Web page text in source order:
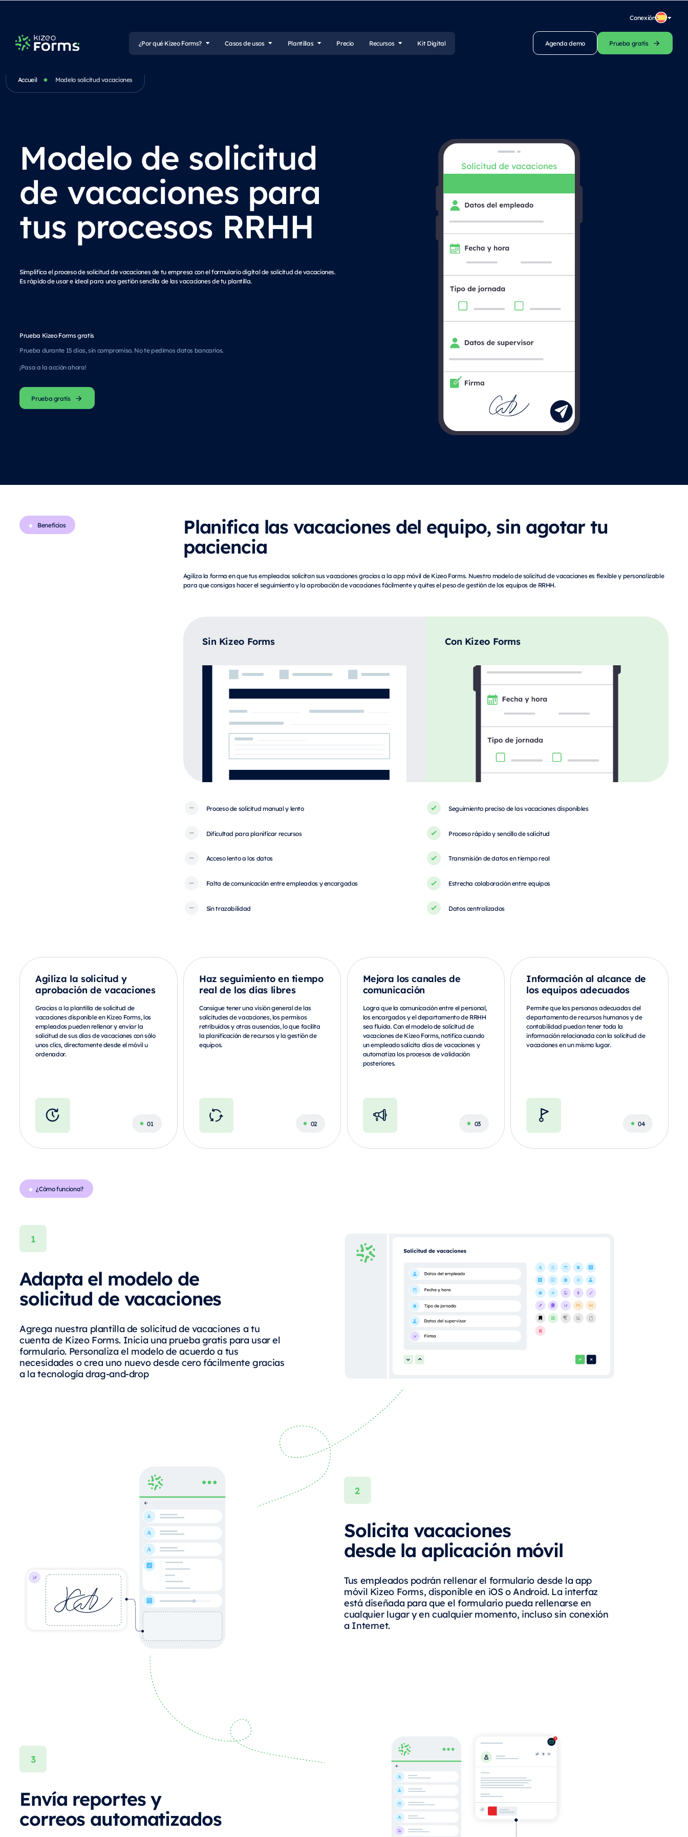
Conexión
¿Por qué Kizeo Forms? Casos de usos Plantillas Precio Recursos Kit Digital Agenda demo Prueba gratis
Accueil Modelo solicitud vacaciones
Modelo de solicitud
de vacaciones para
tus procesos RRHH
Simplifica el proceso de solicitud de vacaciones de tu empresa con el formulario digital de solicitud de vacaciones.
Es rápido de usar e ideal para una gestión sencilla de las vacaciones de tu plantilla.
Prueba Kizeo Forms gratis
Prueba durante 15 días, sin compromiso. No te pedimos datos bancarios.
¡Pasa a la acción ahora!
Prueba gratis
Beneficios Planifica las vacaciones del equipo, sin agotar tu
paciencia
Agiliza la forma en que tus empleados solicitan sus vacaciones gracias a la app móvil de Kizeo Forms. Nuestro modelo de solicitud de vacaciones es flexible y personalizable
para que consigas hacer el seguimiento y la aprobación de vacaciones fácilmente y quites el peso de gestión de los equipos de RRHH.
Sin Kizeo Forms
Proceso de solicitud manual y lento
Dificultad para planificar recursos
Acceso lento a los datos
Falta de comunicación entre empleados y encargados
Sin trazabilidad
Con Kizeo Forms
Seguimiento preciso de las vacaciones disponibles
Proceso rápido y sencillo de solicitud
Transmisión de datos en tiempo real
Estrecha colaboración entre equipos
Datos centralizados
Agiliza la solicitud y
aprobación de vacaciones
Gracias a la plantilla de solicitud de
vacaciones disponible en Kizeo Forms, los
empleados pueden rellenar y enviar la
solicitud de sus días de vacaciones con sólo
unos clics, directamente desde el móvil u
ordenador.
Haz seguimiento en tiempo
real de los días libres
Consigue tener una visión general de las
solicitudes de vacaciones, los permisos
retribuidos y otras ausencias, lo que facilita
la planificación de recursos y la gestión de
equipos.
Mejora los canales de
comunicación
Logra que la comunicación entre el personal,
los encargados y el departamento de RRHH
sea fluida. Con el modelo de solicitud de
vacaciones de Kizeo Forms, notifica cuando
un empleado solicita días de vacaciones y
automatiza los procesos de validación
posteriores.
Información al alcance de
los equipos adecuados
Permite que las personas adecuadas del
departamento de recursos humanos y de
contabilidad puedan tener toda la
información relacionada con la solicitud de
vacaciones en un mismo lugar.
¿Cómo funciona?
Adapta el modelo de
solicitud de vacaciones
Agrega nuestra plantilla de solicitud de vacaciones a tu
cuenta de Kizeo Forms. Inicia una prueba gratis para usar el
formulario. Personaliza el modelo de acuerdo a tus
necesidades o crea uno nuevo desde cero fácilmente gracias
a la tecnología drag-and-drop
Solicita vacaciones
desde la aplicación móvil
Tus empleados podrán rellenar el formulario desde la app
móvil Kizeo Forms, disponible en iOS o Android. La interfaz
está diseñada para que el formulario pueda rellenarse en
cualquier lugar y en cualquier momento, incluso sin conexión
a Internet.
Envía reportes y
correos automatizados